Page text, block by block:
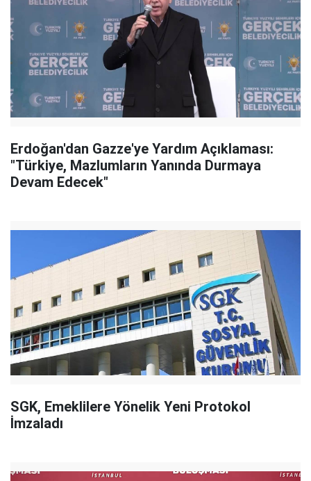
Erdoğan'dan Gazze'ye Yardım Açıklaması:
"Türkiye, Mazlumların Yanında Durmaya
Devam Edecek"
SGK, Emeklilere Yönelik Yeni Protokol
İmzaladı